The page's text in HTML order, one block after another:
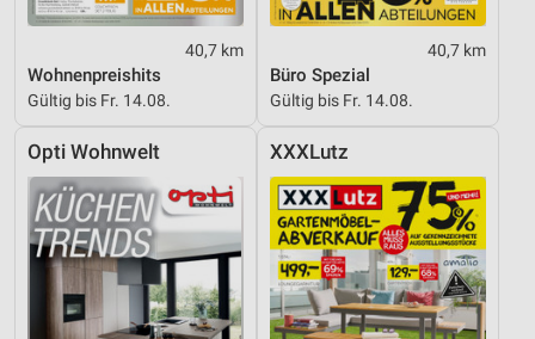
40,7 km
Wohnenpreishits
Gültig bis Fr. 14.08.
40,7 km
Büro Spezial
Gültig bis Fr. 14.08.
Opti Wohnwelt XXXLutz